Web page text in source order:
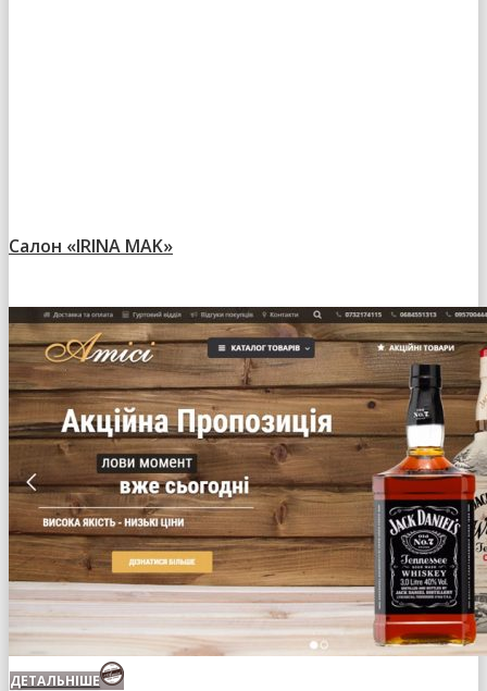
Салон «IRINA MAK»
ДЕТАЛЬНІШЕ